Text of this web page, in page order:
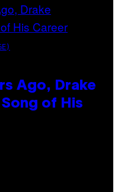
Ago, Drake
of His